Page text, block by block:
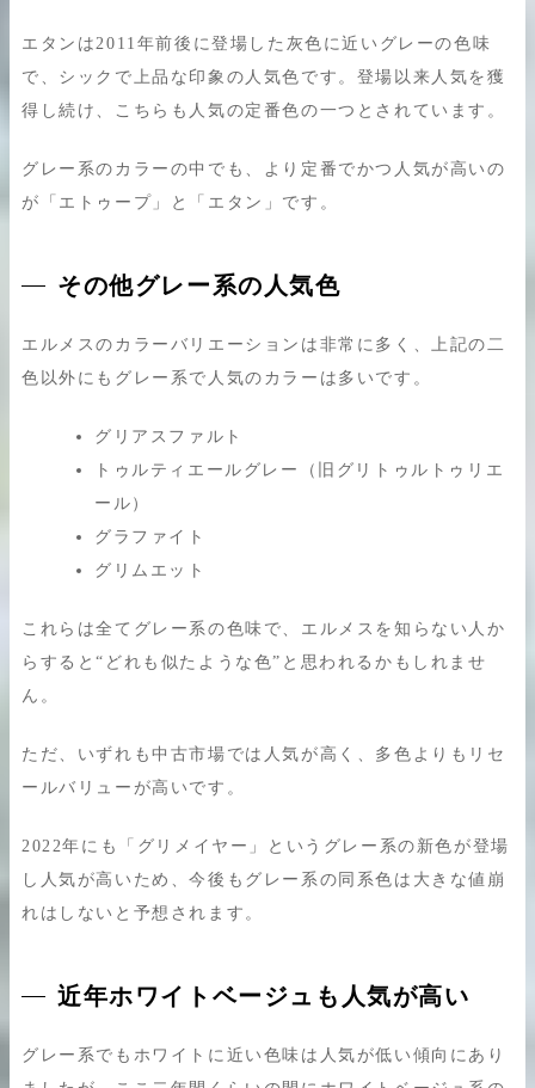
エタンは2011年前後に登場した灰色に近いグレーの色味
で、シックで上品な印象の人気色です。登場以来人気を獲
得し続け、こちらも人気の定番色の一つとされています。
グレー系のカラーの中でも、より定番でかつ人気が高いの
が「エトゥープ」と「エタン」です。
その他グレー系の人気色
エルメスのカラーバリエーションは非常に多く、上記の二
色以外にもグレー系で人気のカラーは多いです。
グリアスファルト
トゥルティエールグレー（旧グリトゥルトゥリエ
ール）
グラファイト
グリムエット
これらは全てグレー系の色味で、エルメスを知らない人か
らすると“どれも似たような色”と思われるかもしれませ
ん。
ただ、いずれも中古市場では人気が高く、多色よりもリセ
ールバリューが高いです。
2022年にも「グリメイヤー」というグレー系の新色が登場
し人気が高いため、今後もグレー系の同系色は大きな値崩
れはしないと予想されます。
近年ホワイトベージュも人気が高い
グレー系でもホワイトに近い色味は人気が低い傾向にあり